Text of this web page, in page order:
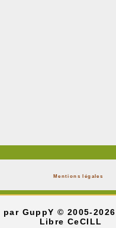
Mentions légales
par GuppY© 2005-
Libre CeCILL